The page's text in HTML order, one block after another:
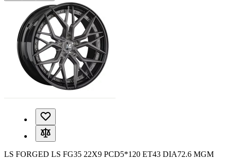
LS FORGED LS FG35 22X9 PCD5*120 ET43 DIA72.6 MGM